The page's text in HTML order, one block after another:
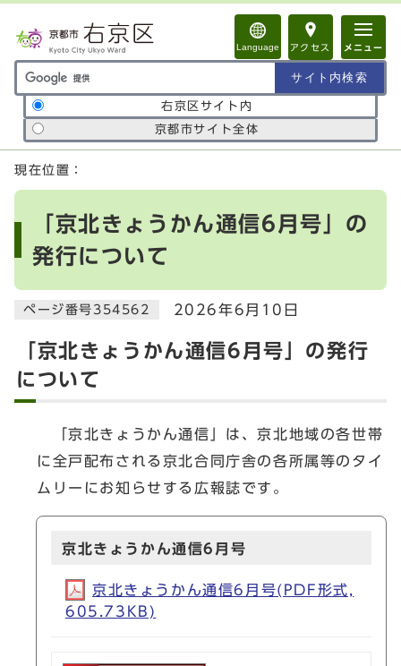
Language アクセス メニュー
サイト内検索の範囲
右京区サイト内
京都市サイト全体
ここから本文です
現在位置：
「京北きょうかん通信6月号」の
発行について
ページ番号354562 2026年6月10日
「京北きょうかん通信6月号」の発行
について
「京北きょうかん通信」は、京北地域の各世帯
に全戸配布される京北合同庁舎の各所属等のタイ
ムリーにお知らせする広報誌です。
京北きょうかん通信6月号
京北きょうかん通信6月号(PDF形式,
605.73KB)